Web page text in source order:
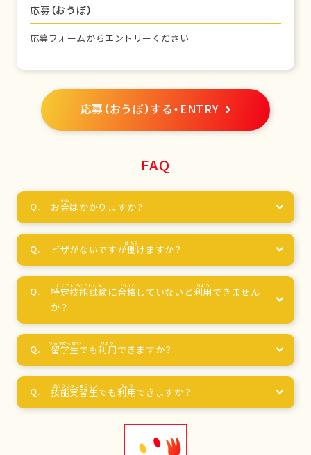
応募（おうぼ）
応募フォームからエントリーください
応募（おうぼ）する・ENTRY
FAQ
お金はかかりますか？
ビザがないですが働けますか？
特定技能試験に合格 していないと利用 できません
か？
留学生でも利用 できますか？
技能実習生でも利用できますか？